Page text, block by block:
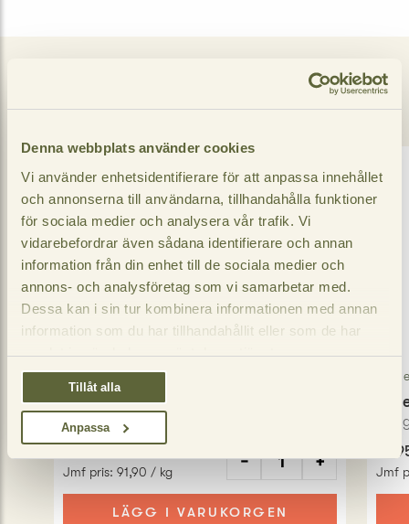
Denna webbplats använder cookies
Vi använder enhetsidentifierare för att anpassa innehållet
och annonserna till användarna, tillhandahålla funktioner
för sociala medier och analysera vår trafik. Vi
vidarebefordrar även sådana identifierare och annan
information från din enhet till de sociala medier och
annons- och analysföretag som vi samarbetar med.
Dessa kan i sin tur kombinera informationen med annan
information som du har tillhandahållit eller som de har
samlat in när du har använt deras tjänster.
Tillåt alla
Anpassa
LIKNANDE PRODUKTER
Vegeta
Allkrydda
500 gram
Jmf pris:91,90 / kg
− +
LÄGG I VARUKORGEN
Jmf